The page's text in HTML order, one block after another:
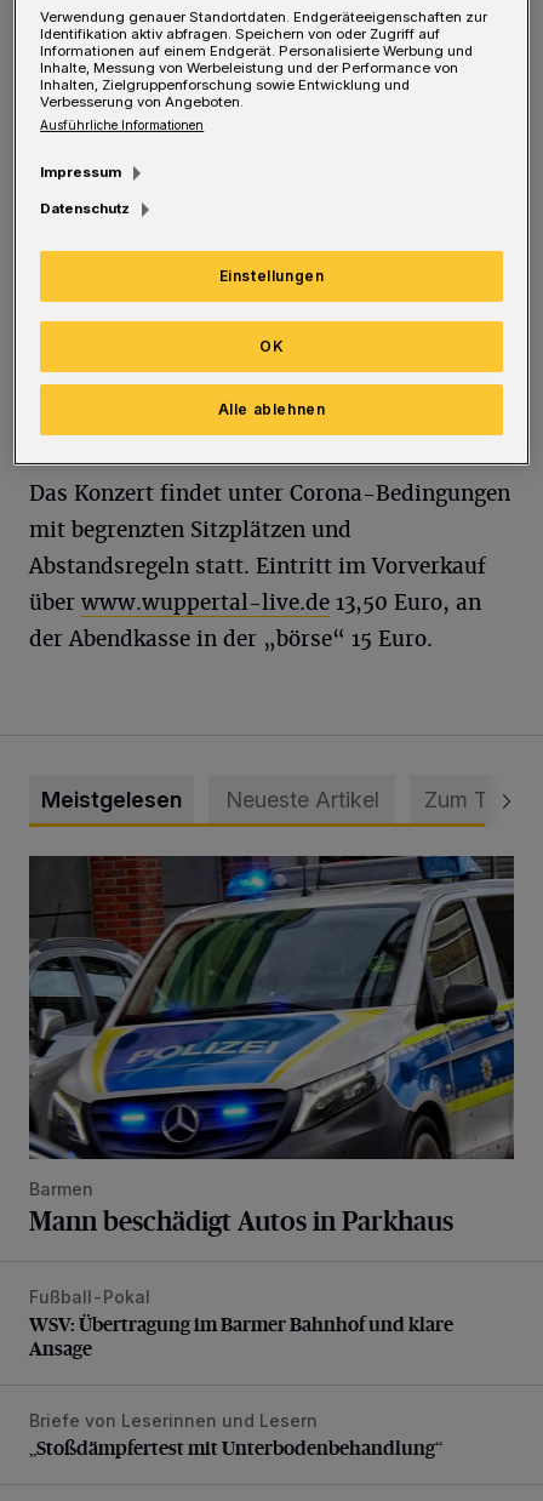
Foto: Latin Session
„Noche Latina“ lautet am Samstag (19.
September 2020) um 20 Uhr die Devise in der
„börse“ an der Wolkenburg 100. Soleil
Niklasson, Soul-Diva aus den USA, und die
peruanische Salsa-Queen Patricia Gamero aus
Lima sind gemeinsam in Wuppertal – und
werden begleitet von der der mehrköpfigen
„Latin Session Band“.
Das Konzert findet unter Corona-Bedingungen
mit begrenzten Sitzplätzen und
Abstandsregeln statt. Eintritt im Vorverkauf
über www.wuppertal-live.de 13,50 Euro, an
der Abendkasse in der „börse“ 15 Euro.
Meistgelesen Neueste Artikel Zum Thema
Mann beschädigt Autos in Parkhaus
Barmen
Mann beschädigt Autos in Parkhaus
WSV: Übertragung im Barmer Bahnhof und klare Ansage
Fußball-Pokal
WSV: Übertragung im Barmer Bahnhof und klare
Ansage
„Stoßdämpfertest mit Unterbodenbehandlung“
Briefe von Leserinnen und Lesern
„Stoßdämpfertest mit Unterbodenbehandlung“
Verwendung genauer Standortdaten. Endgeräteeigenschaften zur
Identifikation aktiv abfragen. Speichern von oder Zugriff auf
Informationen auf einem Endgerät. Personalisierte Werbung und
Inhalte, Messung von Werbeleistung und der Performance von
Inhalten, Zielgruppenforschung sowie Entwicklung und
Verbesserung von Angeboten.
Ausführliche Informationen
Impressum
Datenschutz
Einstellungen
Alle ablehnen
OK